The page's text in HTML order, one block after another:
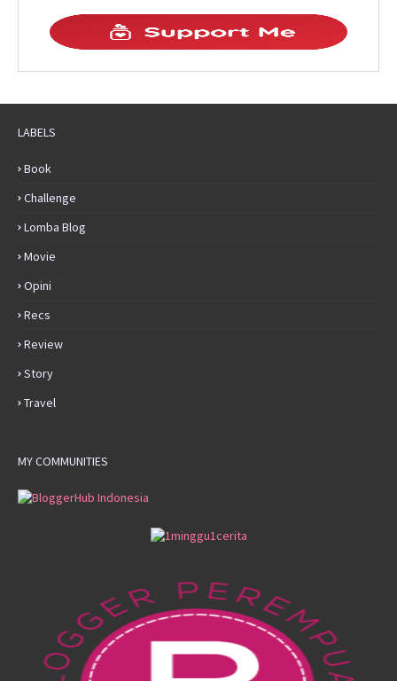
LABELS
Book
Challenge
Lomba Blog
Movie
Opini
Recs
Review
Story
Travel
MY COMMUNITIES